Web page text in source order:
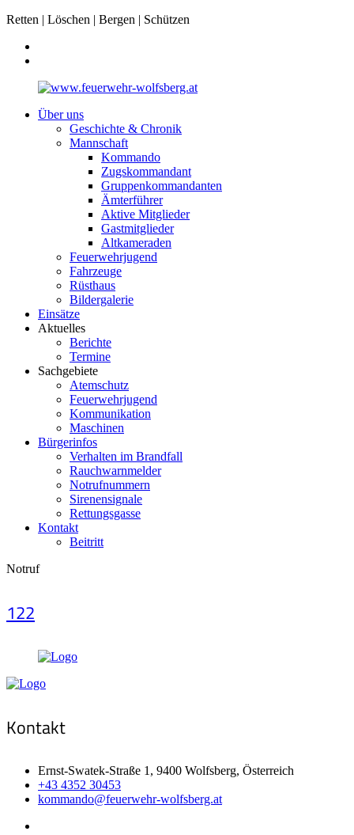
Retten | Löschen | Bergen | Schützen
Über uns
Geschichte & Chronik
Mannschaft
Kommando
Zugskommandant
Gruppenkommandanten
Ämterführer
Aktive Mitglieder
Gastmitglieder
Altkameraden
Feuerwehrjugend
Fahrzeuge
Rüsthaus
Bildergalerie
Einsätze
Aktuelles
Berichte
Termine
Sachgebiete
Atemschutz
Feuerwehrjugend
Kommunikation
Maschinen
Bürgerinfos
Verhalten im Brandfall
Rauchwarnmelder
Notrufnummern
Sirenensignale
Rettungsgasse
Kontakt
Beitritt
Notruf
122
Kontakt
Ernst-Swatek-Straße 1, 9400 Wolfsberg, Österreich
+43 4352 30453
kommando@feuerwehr-wolfsberg.at